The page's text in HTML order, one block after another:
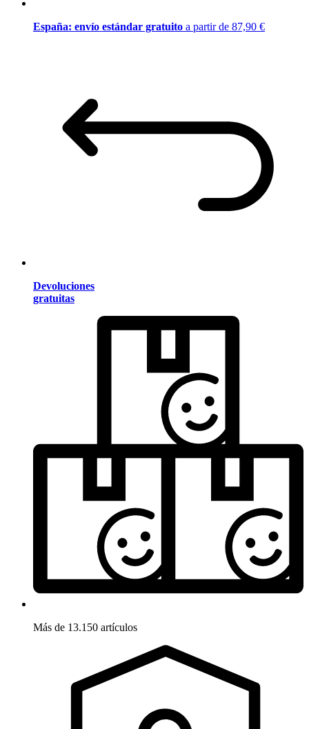
España: envío estándar gratuito a partir de 87,90 €
Devoluciones
gratuitas
Más de 13.150 artículos